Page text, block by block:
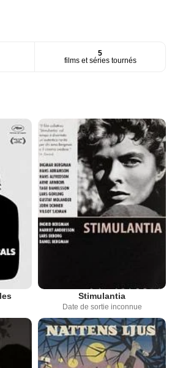
5
films et séries tournés
Stimulantia
Date de sortie inconnue